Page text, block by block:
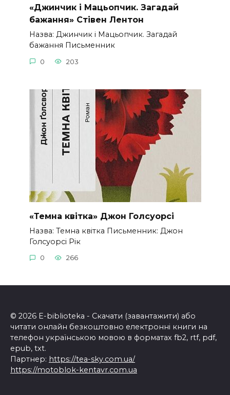
«Джинчик і Мацьопчик. Загадай
бажання» Стівен Лентон
Назва: Джинчик і Мацьопчик. Загадай
бажання Письменник
0 203
«Темна квітка» Джон Голсуорсі
Назва: Темна квітка Письменник: Джон
Голсуорсі Рік
0 266
© 2026 E-biblioteka - Скачати (завантажити) або
читати онлайн безкоштовно електронні книги на
телефон українською мовою в форматах fb2, rtf, pdf,
epub, txt.
Партнер: https://tea-sky.com.ua/
https://motoblok-kentavr.com.ua